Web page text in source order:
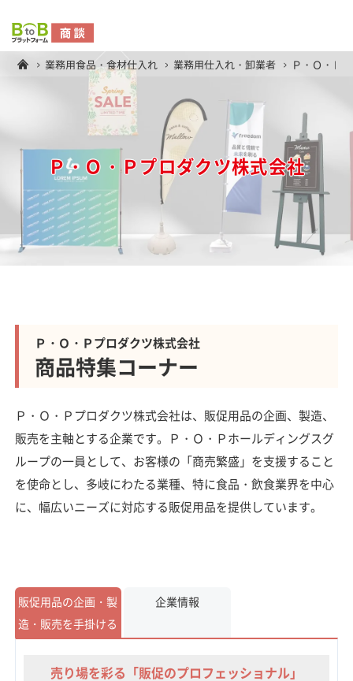
業務用食品・食材仕入れ 業務用仕入れ・卸業者 Ｐ・Ｏ・Ｐ
Ｐ・Ｏ・Ｐプロダクツ株式会社
Ｐ・Ｏ・Ｐプロダクツ株式会社
商品特集コーナー
Ｐ・Ｏ・Ｐプロダクツ株式会社は、販促用品の企画、製造、
販売を主軸とする企業です。Ｐ・Ｏ・Ｐホールディングスグ
ループの一員として、お客様の「商売繁盛」を支援すること
を使命とし、多岐にわたる業種、特に食品・飲食業界を中心
に、幅広いニーズに対応する販促用品を提供しています。
販促用品の企画・製
造・販売を手掛ける
企業情報
売り場を彩る「販促のプロフェッショナル」